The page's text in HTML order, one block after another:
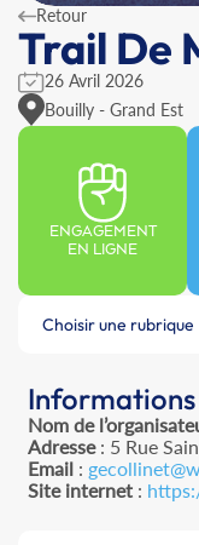
Retour
Trail De
26 Avril 2026
Bouilly - Grand Est
ENGAGEMENT
EN LIGNE
Choisir une rubrique
Nom de
Adresse: 5 Rue
Email :
Site internet :